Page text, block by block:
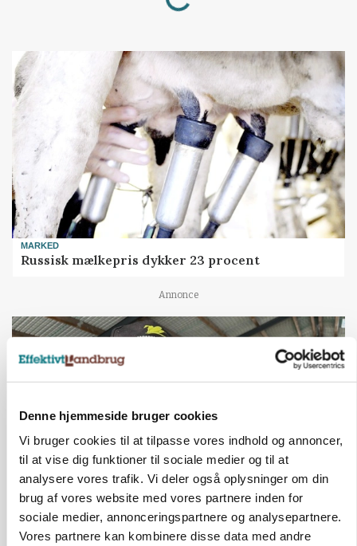
Denne hjemmeside bruger cookies
Vi bruger cookies til at tilpasse vores indhold og annoncer,
til at vise dig funktioner til sociale medier og til at
analysere vores trafik. Vi deler også oplysninger om din
brug af vores website med vores partnere inden for
sociale medier, annonceringspartnere og analysepartnere.
Vores partnere kan kombinere disse data med andre
MARKED
Russisk mælkepris dykker 23 procent
Annonce
»Nu stopper I«: Landbrugsdebattør og
protestgruppe vil demonstrere mod ny